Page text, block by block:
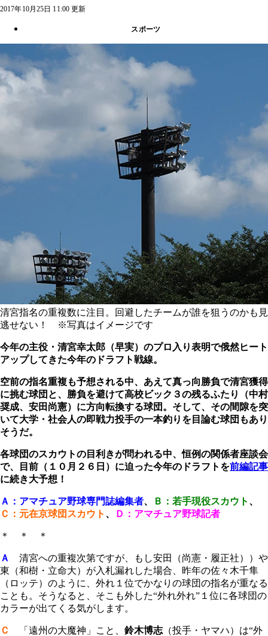
2017年10月25日 11:00 更新
スポーツ
清宮指名の重複数に注目。回避したチームが誰を狙うのかも見
逃せない！ ※写真はイメージです
今年の主役・清宮幸太郎（早実）のプロ入り表明で俄然ヒート
アップしてきた今年のドラフト戦線。
空前の指名重複も予想される中、あえて真っ向勝負で清宮獲得
に挑む球団と、勝負を避けて高校ビック３の残るふたり（中村
奨成、安田尚憲）に方向転換する球団。そして、その間隙を突
いて大学・社会人の即戦力投手の一本釣りを目論む球団もあり
そうだ。
各球団のスカウトの目利きが問われる中、恒例の関係者座談会
で、目前（１０月２６日）に迫った今年のドラフトを前編記事
に続き大予想！
Ａ：アマチュア野球専門誌編集者、 Ｂ：若手現役スカウト 、
Ｃ：元在京球団スカウト 、 Ｄ：アマチュア野球記者
＊ ＊ ＊
Ａ
清宮への重複次第ですが、もし安田（尚憲・履正社））や
東（和樹・立命大）が入札漏れした場合、昨年の佐々木千隼
（ロッテ）のように、外れ１位でかなりの球団の指名が重なる
ことも。そうなると、そこも外した“外れ外れ”１位に各球団の
カラーが出てくる気がします。
Ｃ 「遠州の大魔神」こと、 鈴木博志 （投手・ヤマハ）は“外